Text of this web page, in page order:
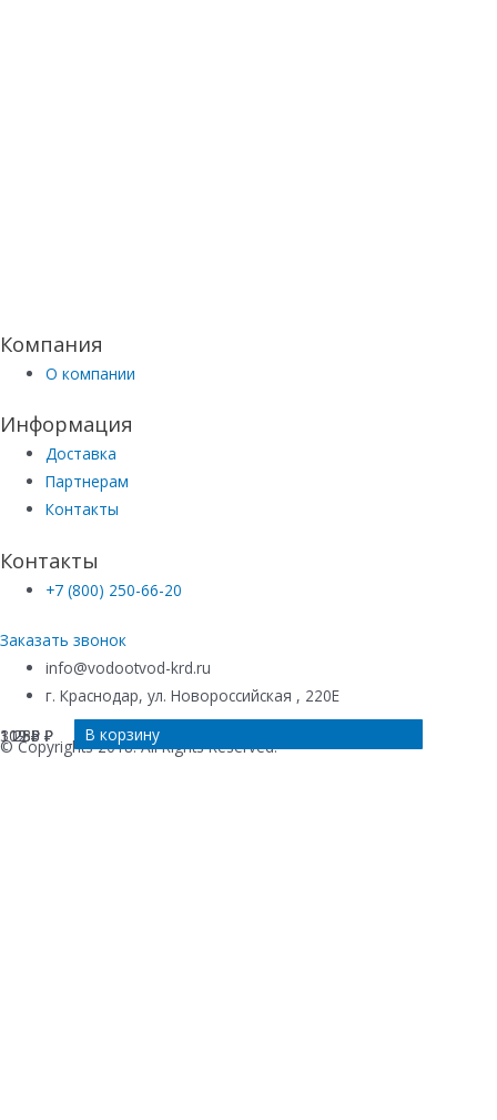
319₽ В корзину
1 255 ₽ В корзину
1 285 ₽ В корзину
102₽ В корзину
Компания
О компании
Информация
Доставка
Партнерам
Контакты
Контакты
+7 (800) 250-66-20
Заказать звонок
info@vodootvod-krd.ru
г. Краснодар, ул. Новороссийская , 220Е
© Copyrights 2018. All Rights Reserved.